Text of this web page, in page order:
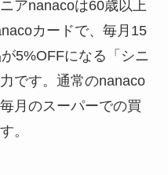
アnanacoは60歳以上
カードで、毎月15
5%OFFになる「シニ
です。通常のnanaco
月のスーパーでの買
。